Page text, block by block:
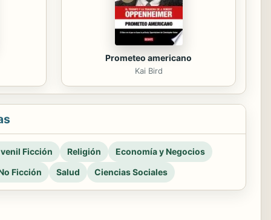
Prometeo americano
Kai Bird
Ficción Religión
Economía y Negocios
Ficción
Salud Ciencias Sociales